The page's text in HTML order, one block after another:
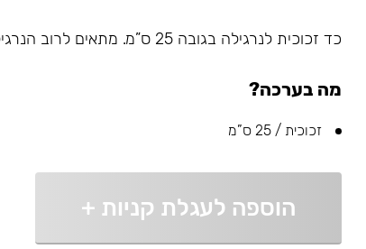
כד זכוכית לנרגילה בגובה 25 ס”מ. מתאים לרוב הנרגילות שמתחברות עם גומיה.
מה בערכה?
זכוכית / 25 ס”מ
הוספה לעגלת קניות +